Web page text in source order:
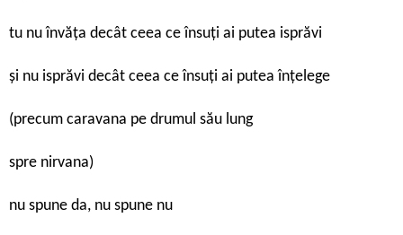
tu nu învăţa decât ceea ce însuţi ai putea isprăvi
și nu isprăvi decât ceea ce însuţi ai putea înţelege
(precum caravana pe drumul său lung
spre nirvana)
nu spune da, nu spune nu